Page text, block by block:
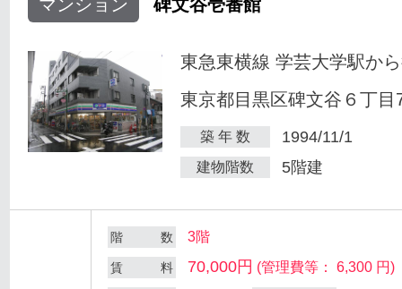
マンション 碑文谷壱番館
東急東横線 学芸大学駅か
東京都目黒区碑文谷６丁目
築 年 数 1994/11/1
建物階数 5階建
階 数 3階
賃 料 70,000円 (管理費等： 6,300 円)